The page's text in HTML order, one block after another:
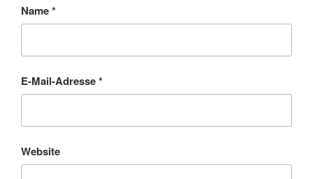
Name*
E-Mail-Adresse*
Website